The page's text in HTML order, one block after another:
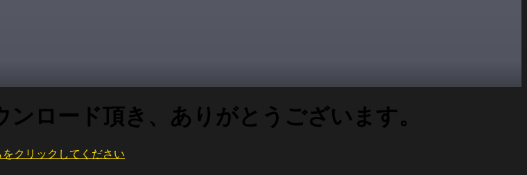
ロード頂き、ありがとうございます。
をクリックしてください